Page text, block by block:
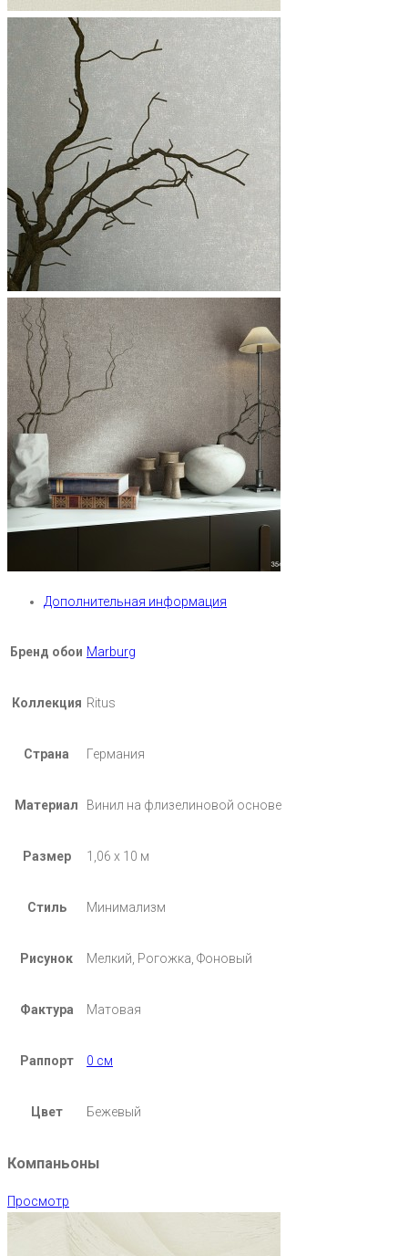
Дополнительная информация
Бренд обои Marburg
Коллекция Ritus
Страна Германия
Материал Винил на флизелиновой основе
Размер 1,06 х 10 м
Стиль Минимализм
Рисунок Мелкий, Рогожка, Фоновый
Фактура Матовая
Раппорт 0 см
Цвет Бежевый
Компаньоны
Просмотр